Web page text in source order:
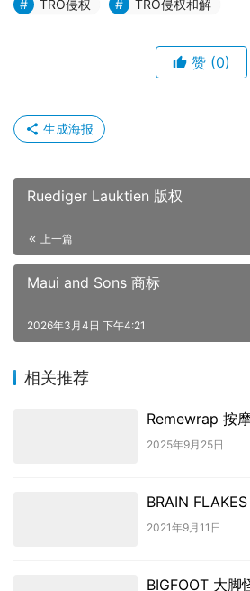
TRO侵权 TRO侵权和解
赞 (0)
生成海报
Ruediger Lauktien 版权
上一篇
Maui and Sons 商标
2026年3月4日 下午4:21
相关推荐
Remewrap 按
2025年9月25日
BRAIN
2021年9月11日
BIGFOOT 大脚